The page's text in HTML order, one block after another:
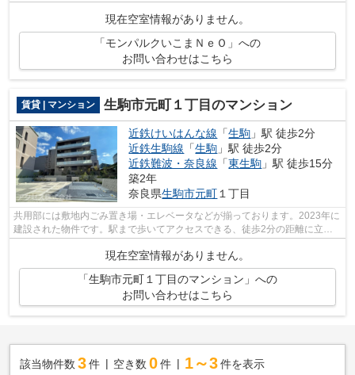
現在空室情報がありません。
「モンパルクいこまＮｅＯ」への
お問い合わせはこちら
賃貸 | マンション 生駒市元町１丁目のマンション
近鉄けいはんな線 「生駒 」駅 徒歩2分
近鉄生駒線 「生駒 」駅 徒歩2分
近鉄難波・奈良線 「東生駒 」駅 徒歩15分
築2年
奈良県生駒市元町１丁目
共用部には敷地内ごみ置き場・エレベータなどが揃っております。2023年に
建設された物件です。駅まで歩いてアクセスできる、徒歩2分の距離に立地
現在空室情報がありません。
「生駒市元町１丁目のマンション」への
お問い合わせはこちら
該当物件数 3件 空き数 0 件 1～3 件を表示